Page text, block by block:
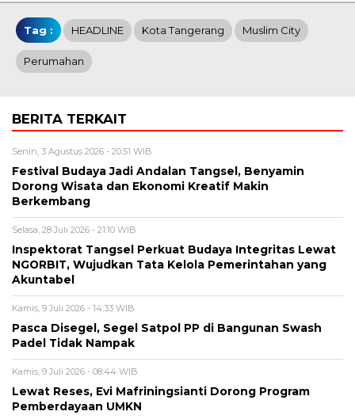
Tag : HEADLINE Kota Tangerang Muslim City
Perumahan
BERITA TERKAIT
Senin, 3 Agustus 2026 - 20:51 WIB
Festival Budaya Jadi Andalan Tangsel, Benyamin
Dorong Wisata dan Ekonomi Kreatif Makin
Berkembang
Selasa, 28 Juli 2026 - 21:10 WIB
Inspektorat Tangsel Perkuat Budaya Integritas Lewat
NGORBIT, Wujudkan Tata Kelola Pemerintahan yang
Akuntabel
Kamis, 9 Juli 2026 - 14:33 WIB
Pasca Disegel, Segel Satpol PP di Bangunan Swash
Padel Tidak Nampak
Kamis, 9 Juli 2026 - 08:44 WIB
Lewat Reses, Evi Mafriningsianti Dorong Program
Pemberdayaan UMKN